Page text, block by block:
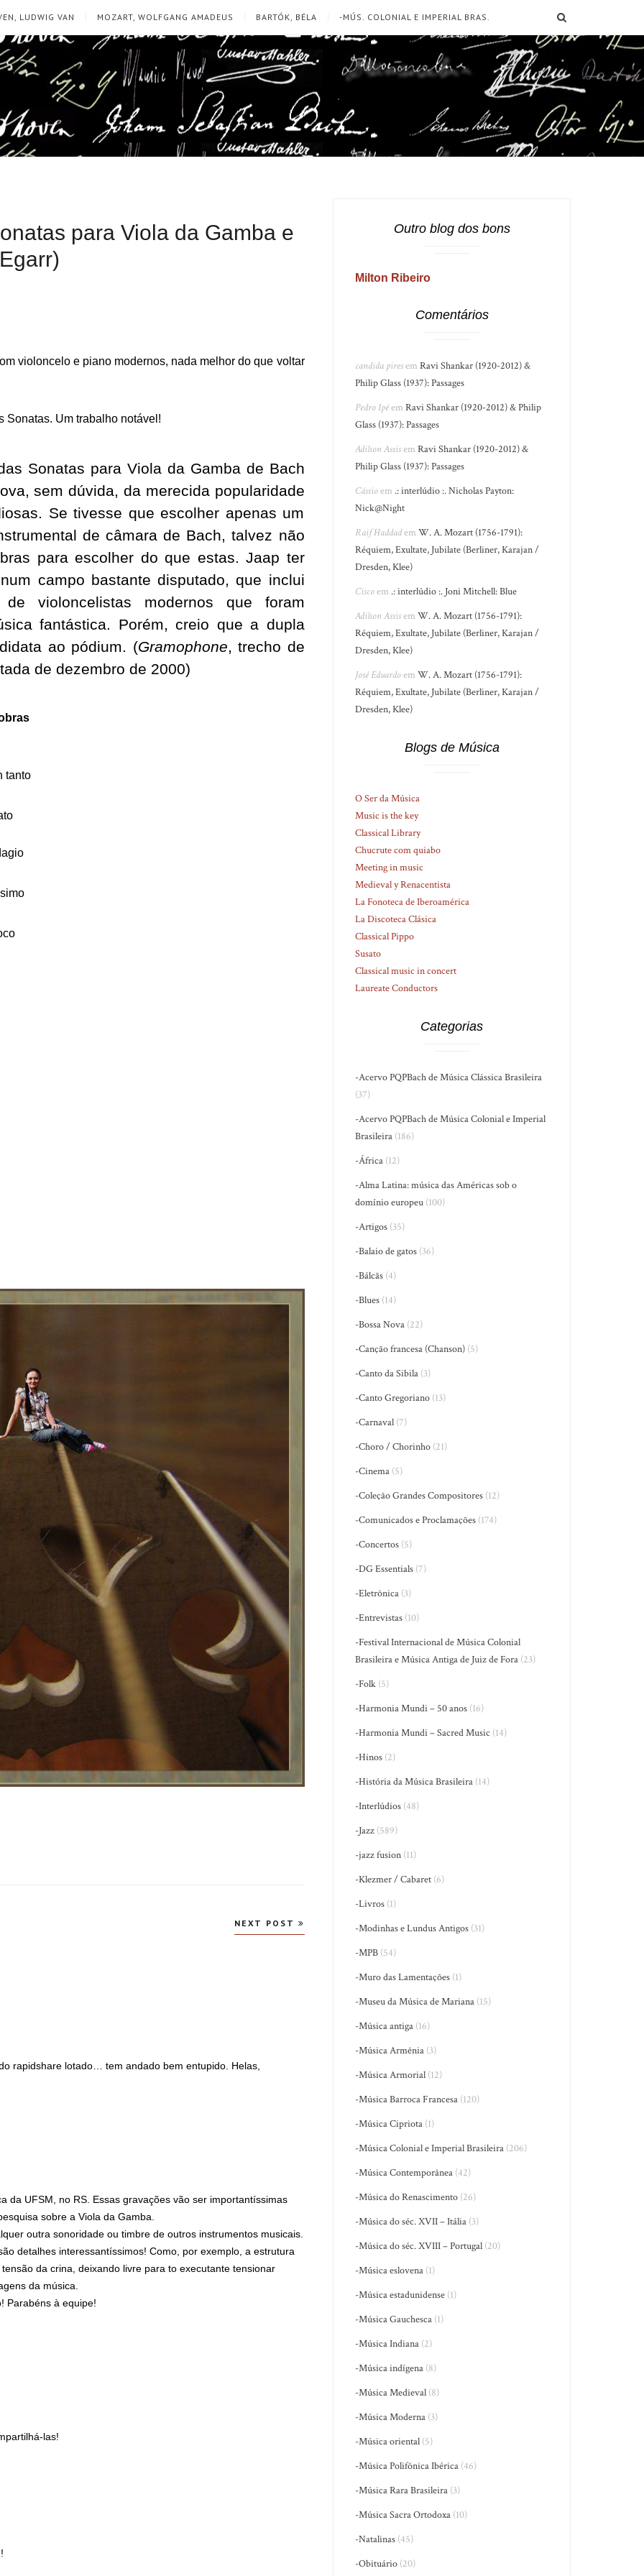
LUDWIG VAN MOZART, WOLFGANG AMADEUS BARTÓK, BÉLA -MÚS. COLONIAL E IMPERIAL BRAS.
para Viola da Gamba e
violoncelo e piano modernos, nada melhor do que voltar
Sonatas. Um trabalho notável!
Sonatas para Viola da Gamba de Bach
sem dúvida, da merecida popularidade
Se tivesse que escolher apenas um
de câmara de Bach, talvez não
para escolher do que estas. Jaap ter
campo bastante disputado, que inclui
violoncelistas modernos que foram
fantástica. Porém, creio que a dupla
ao pódium. (Gramophone, trecho de
de dezembro de 2000)
tanto
NEXT POST
rapidshare lotado… tem andado bem entupido. Helas,
da UFSM, no RS. Essas gravações vão ser importantíssimas
sobre a Viola da Gamba.
outra sonoridade ou timbre de outros instrumentos musicais.
detalhes interessantíssimos! Como, por exemplo, a estrutura
da crina, deixando livre para to executante tensionar
da música.
Parabéns à equipe!
las!
Outro blog dos bons
Milton Ribeiro
Comentários
candida piresemRavi Shankar (1920-2012) &
Philip Glass (1937): Passages
Pedro IpêemRavi Shankar (1920-2012) & Philip
Glass (1937): Passages
Adilson AssisemRavi Shankar (1920-2012) &
Philip Glass (1937): Passages
Cássioem .: interlúdio :. Nicholas Payton:
Nick@Night
Raif HaddademW. A. Mozart (1756-1791):
Réquiem, Exultate, Jubilate (Berliner, Karajan /
Dresden, Klee)
Ciscoem .: interlúdio :. Joni Mitchell: Blue
Adilson AssisemW. A. Mozart (1756-1791):
Réquiem, Exultate, Jubilate (Berliner, Karajan /
Dresden, Klee)
José EduardoemW. A. Mozart (1756-1791):
Réquiem, Exultate, Jubilate (Berliner, Karajan /
Dresden, Klee)
Blogs de Música
O Ser da Música
Music is the key
Classical Library
Chucrute com quiabo
Meeting in music
Medieval y Renacentista
La Fonoteca de Iberoamérica
La Discoteca Clásica
Classical Pippo
Susato
Classical music in concert
Laureate Conductors
Categorias
-Acervo PQPBach de Música Clássica Brasileira
(37)
-Acervo PQPBach de Música Colonial e Imperial
Brasileira (186)
-África (12)
-Alma Latina: música das Américas sob o
domínio europeu (100)
-Artigos (35)
-Balaio de gatos (36)
-Bálcãs (4)
-Blues (14)
-Bossa Nova (22)
-Canção francesa (Chanson) (5)
-Canto da Sibila (3)
-Canto Gregoriano (13)
-Carnaval (7)
-Choro / Chorinho (21)
-Cinema (5)
-Coleção Grandes Compositores (12)
-Comunicados e Proclamações (174)
-Concertos (5)
-DG Essentials (7)
-Eletrônica (3)
-Entrevistas (10)
-Festival Internacional de Música Colonial
Brasileira e Música Antiga de Juiz de Fora (23)
-Folk (5)
-Harmonia Mundi – 50 anos (16)
-Harmonia Mundi – Sacred Music (14)
-Hinos (2)
-História da Música Brasileira (14)
-Interlúdios (48)
-Jazz (589)
-jazz fusion (11)
-Klezmer / Cabaret (6)
-Livros (1)
-Modinhas e Lundus Antigos (31)
-MPB (54)
-Muro das Lamentações (1)
-Museu da Música de Mariana (15)
-Música antiga (16)
-Música Armênia (3)
-Música Armorial (12)
-Música Barroca Francesa (120)
-Música Cipriota (1)
-Música Colonial e Imperial Brasileira (206)
-Música Contemporânea (42)
-Música do Renascimento (26)
-Música do séc. XVII – Itália (3)
-Música do séc. XVIII – Portugal (20)
-Música eslovena (1)
-Música estadunidense (1)
-Música Gauchesca (1)
-Música Indiana (2)
-Música indígena (8)
-Música Medieval (8)
-Música Moderna (3)
-Música oriental (5)
-Música Polifônica Ibérica (46)
-Música Rara Brasileira (3)
-Música Sacra Ortodoxa (10)
-Natalinas (45)
-Obituário (20)